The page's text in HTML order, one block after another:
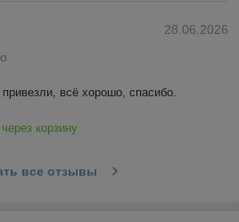
28.06.2026
всё хорошо, спасибо.
корзину
все отзывы